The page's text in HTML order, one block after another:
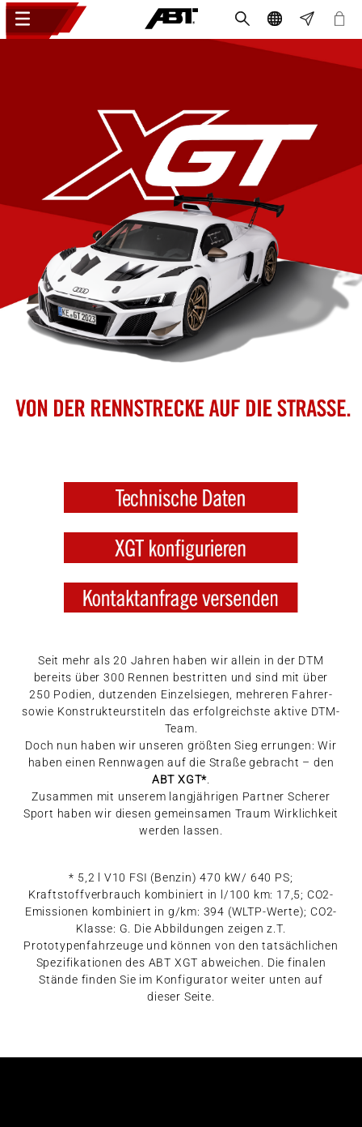
Seit mehr als 20 Jahren haben wir allein in der DTM
bereits über 300 Rennen bestritten und sind mit über
250 Podien, dutzenden Einzelsiegen, mehreren Fahrer-
sowie Konstrukteurstiteln das erfolgreichste aktive DTM-
Team.
Doch nun haben wir unseren größten Sieg errungen: Wir
haben einen Rennwagen auf die Straße gebracht – den
ABT XGT*.
Zusammen mit unserem langjährigen Partner Scherer
Sport haben wir diesen gemeinsamen Traum Wirklichkeit
werden lassen.
* 5,2 l V10 FSI (Benzin) 470 kW/ 640 PS;
Kraftstoffverbrauch kombiniert in l/100 km: 17,5; CO2-
Emissionen kombiniert in g/km: 394 (WLTP-Werte); CO2-
Klasse: G. Die Abbildungen zeigen z.T.
Prototypenfahrzeuge und können von den tatsächlichen
Spezifikationen des ABT XGT abweichen. Die finalen
Stände finden Sie im Konfigurator weiter unten auf
dieser Seite.